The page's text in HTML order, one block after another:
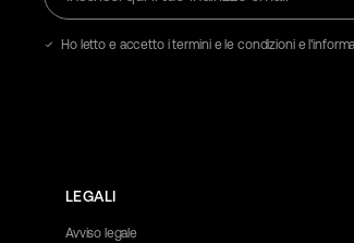
tuoHo letto e accetto i termini e le condizioni e
LEGALI
Avviso legale